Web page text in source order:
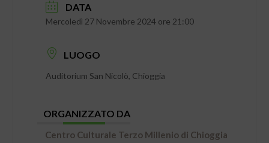
DATA
Mercoledì 27 Novembre 2024 ore 21:00
LUOGO
Auditorium San Nicolò, Chioggia
ORGANIZZATO DA
Centro Culturale Terzo Millenio di Chioggia